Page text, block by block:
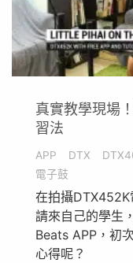
真實教學現場
習法
APP DTX
電子鼓
在拍攝DTX452K
請來自己的學生
Beats APP，初
心得呢？